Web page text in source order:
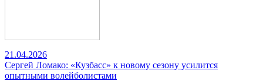
21.04.2026
Сергей Ломако: «Кузбасс» к новому сезону усилится
опытными волейболистами